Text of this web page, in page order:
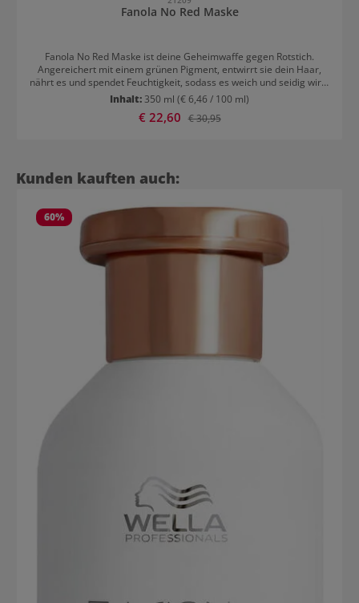
Fanola No Red Maske
Fanola No Red Maske ist deine Geheimwaffe gegen Rotstich.
Angereichert mit einem grünen Pigment, entwirrt sie dein Haar,
nährt es und spendet Feuchtigkeit, sodass es weich und seidig wird.
Dank ihrer konzentrierten und reichhaltigen Formulierung verleiht
die Haarmaske deinem Haar eine außergewöhnliche Brillanz und
lassen. Anschließend gründlich ausspülen.
Inhalt: 350 ml (€ 6,46 / 100 ml)
Verkaufspreis:
€ 22,60 Regulärer Preis:
€ 30,95
Produktgalerie überspringen
Kunden kauften auch:
60%